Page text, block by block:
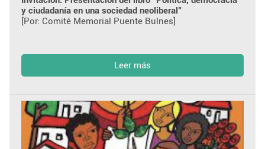
y ciudadanía en una sociedad neoliberal”
[Por: Comité Memorial Puente Bulnes]
Leer más